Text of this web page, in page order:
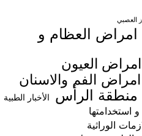
العصبي
العظام و
العيون
الفم والاسنان
الرأس الأخبار الطبية
استخدامتها
الوراثية